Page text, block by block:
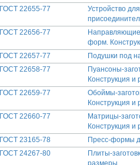
ГОСТ 22655-77
Устройство
ГОСТ 22656-77
Направляющие
форм.
ГОСТ 22657-77
Подушки под
ГОСТ 22658-77
Пуансоны-
Конструкция и
ГОСТ 22659-77
Обоймы-
Конструкция и
ГОСТ 22660-77
Матрицы-
Конструкция и
ГОСТ 23165-78
Пресс-формы
ГОСТ 24267-80
Плиты-
размеры